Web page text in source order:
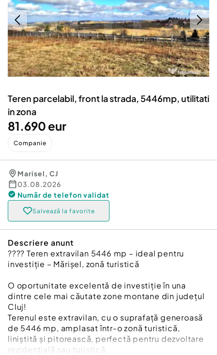
Servicii
Animale de companie
Afaceri și echipamente profesionale
Inchiriere Bunuri si Vehicule
Utilaje agricole si industriale
Piese auto si accesorii
Dacia Duster
Teren parcelabil, front la strada, 5446mp, utilitati
in zona
81.690 eur
Companie
Marisel, CJ
03.08.2026
Număr de telefon validat
Salvează la favorite
Descriere anunt
???? Teren extravilan 5446 mp – ideal pentru
investiție – Mărișel, zonă turistică
O oportunitate excelentă de investiție în una
dintre cele mai căutate zone montane din județul
Cluj!
Terenul este extravilan, cu o suprafață generoasă
de 5446 mp, amplasat într-o zonă turistică,
liniștită și pitorească, perfectă pentru dezvoltare
rezidențială sau turistică,